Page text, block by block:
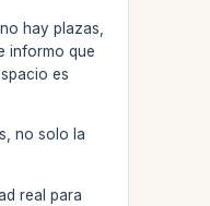
hay plazas,
informo que
es
no solo la
real para